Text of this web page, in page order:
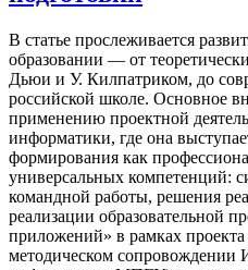
В статье прослеживается
образовании — от
Дьюи и У. Килпатриком, до
российской школе. Основное
применению проектной
информатики, где она
формирования как
универсальных компетенций:
командной работы, решения
реализации образовательной
приложений» в рамках
методическом сопровождении